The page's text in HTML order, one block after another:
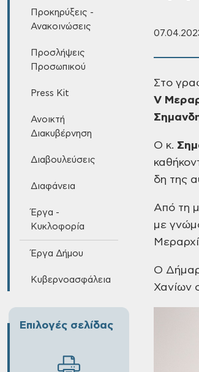
Προκηρύξεις -
Ανακοινώσεις
Προσλήψεις
Προσωπικού
Press Kit
Ανοικτή
Διακυβέρνηση
Διαβουλεύσεις
Διαφάνεια
Έργα -
Κυκλοφορία
Έργα Δήμου
Κυβερνοασφάλεια
Επιλογές σελίδας
Στο
V
Ο κ.
δη της
Από τη
με
Ο
Χανίων